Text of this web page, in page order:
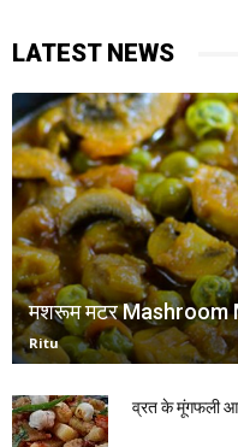
LATEST NEWS
मशरूम मटर Mashroom
Ritu
व्रत के मूंगफली